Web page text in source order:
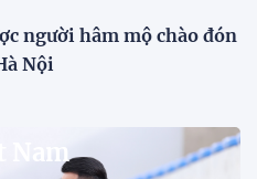
"áo mới" trước mùa